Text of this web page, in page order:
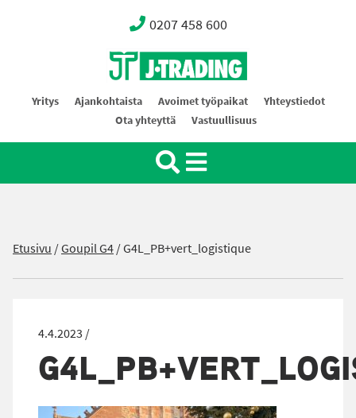
0207 458 600
Oy J-Trading Ab
Yritys Ajankohtaista Avoimet työpaikat
Yhteystiedot
Ota yhteyttä
Vastuullisuus
Etusivu /Goupil G4/G4L_PB+vert_logistique
4.4.2023 /